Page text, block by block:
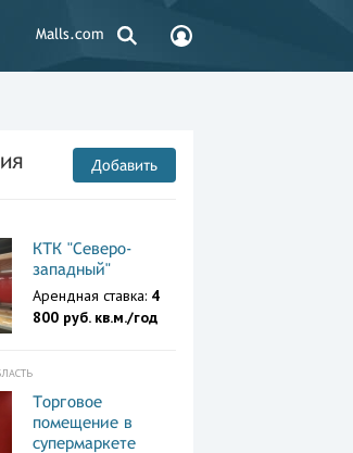
Malls.com
Добавить
КТК "Северо-
западный"
Арендная ставка: 4
800 руб. кв.м./год
Торговое
помещение в
супермаркете